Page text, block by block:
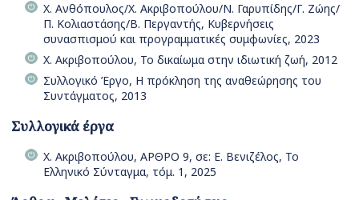
Χ. Ανθόπουλος/Χ. Ακριβοπούλου/Ν. Γαρυπίδης/Γ. Ζώης/
Π. Κολιαστάσης/Β. Περγαντής, Κυβερνήσεις
συνασπισμού και προγραμματικές συμφωνίες, 2023
Χ. Ακριβοπούλου, Το δικαίωμα στην ιδιωτική ζωή, 2012
Συλλογικό Έργο, Η πρόκληση της αναθεώρησης του
Συντάγματος, 2013
Συλλογικά έργα
Χ. Ακριβοπούλου, ΑΡΘΡΟ 9, σε: Ε. Βενιζέλος, Το
Ελληνικό Σύνταγμα, τόμ. 1, 2025